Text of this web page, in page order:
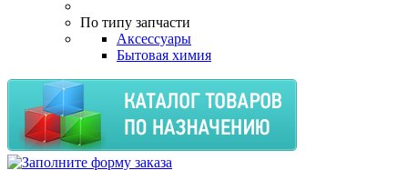
По типу запчасти
Аксессуары
Бытовая химия